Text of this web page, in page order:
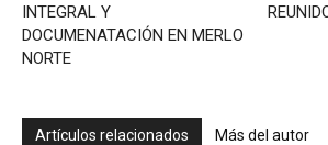
INTEGRAL Y
DOCUMENATACIÓN EN MERLO
NORTE
Artículos relacionados Más del autor